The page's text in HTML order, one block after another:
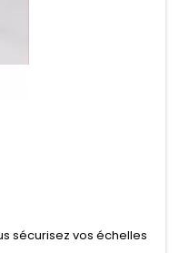
sécurisez vos échelles